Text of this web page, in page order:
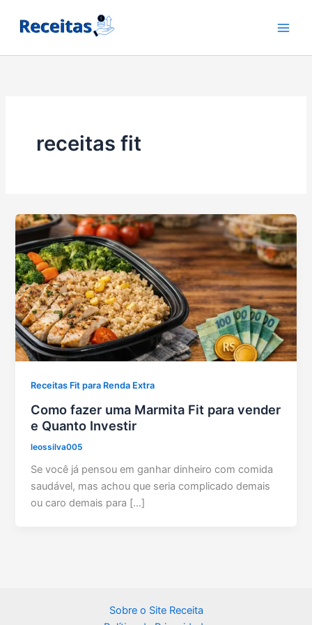
para
conteúdo
receitas fit
Receitas Fit para Renda Extra
Como fazer uma Marmita Fit para vender
e Quanto Investir
leossilva005
Se você já pensou em ganhar dinheiro com comida
saudável, mas achou que seria complicado demais
ou caro demais para […]
Sobre o Site Receita